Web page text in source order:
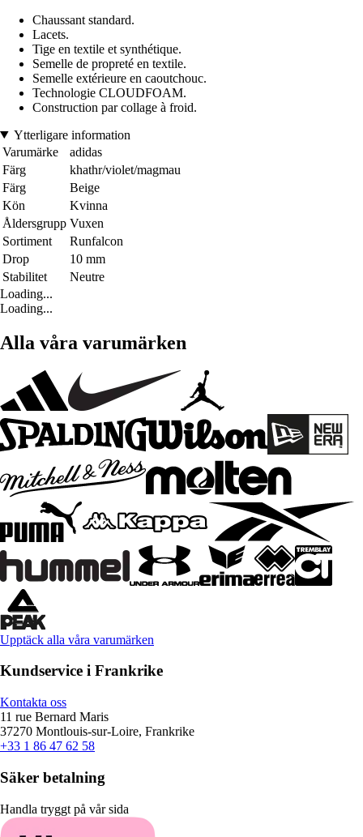
Chaussant standard.
Lacets.
Tige en textile et synthétique.
Semelle de propreté en textile.
Semelle extérieure en caoutchouc.
Technologie CLOUDFOAM.
Construction par collage à froid.
Ytterligare information
Varumärke
adidas
Färg
khathr/violet/magmau
Färg
Beige
Kön
Kvinna
Åldersgrupp Vuxen
Sortiment
Runfalcon
Drop
10 mm
Stabilitet
Neutre
Loading...
Loading...
Alla våra varumärken
Upptäck alla våra varumärken
Kundservice i Frankrike
Kontakta oss
11 rue Bernard Maris
37270 Montlouis-sur-Loire, Frankrike
+33 1 86 47 62 58
Säker betalning
Handla tryggt på vår sida